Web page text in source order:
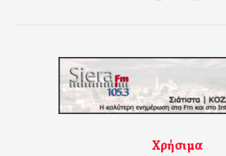
Χρήσιμα